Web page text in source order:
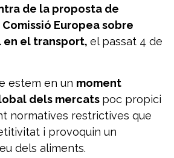
de la proposta de
Europea sobre
en el transport, el passat 4 de
estem en un moment
dels mercats poc propici
normatives restrictives que
i provoquin un
dels aliments.